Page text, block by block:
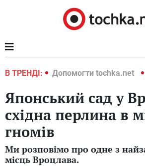
В ТРЕНДІ:
2022 Допомогти tochka.net
Японський сад у
східна перлина в
гномів
Ми розповімо про одне з
місць Вроцлава.